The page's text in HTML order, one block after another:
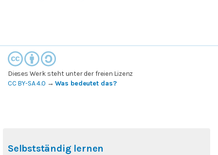
Dieses Werk steht unter der freien Lizenz
CC BY-SA 4.0 →Was bedeutet das?
Selbstständig lernen